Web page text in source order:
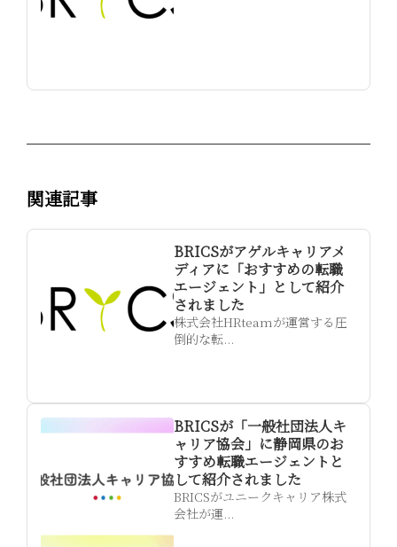
関連記事
BRICSがアゲルキャリアメ
ディアに「おすすめの転職
エージェント」として紹介
されました
株式会社HRteamが運営する圧
倒的な転...
BRICSが「一般社団法人キ
ャリア協会」に静岡県のお
すすめ転職エージェントと
して紹介されました
BRICSがユニークキャリア株式
会社が運...